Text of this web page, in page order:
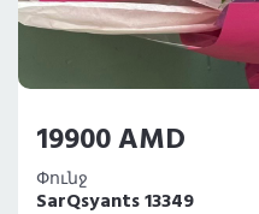
19900 AMD
Փունջ
SarQsyants 13349